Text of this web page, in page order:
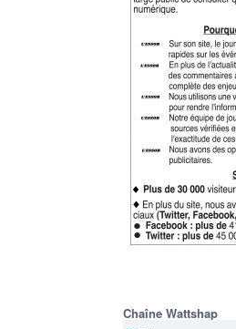
Chaîne Wattshap